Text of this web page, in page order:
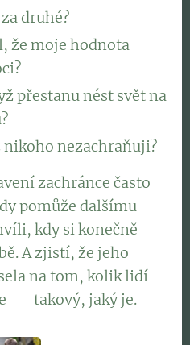
druhé?
že moje hodnota
přestanu nést svět na
nikoho nezachraňuji?
zachránce často
pomůže dalšímu
kdy si konečně
A zjistí, že jeho
na tom, kolik lidí
👉 takový, jaký je.